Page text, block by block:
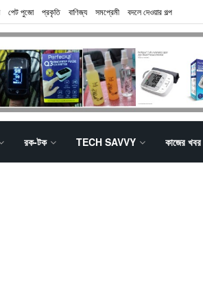
পেট পুজো প্রকৃতি বাণিজ্য সমপ্রেমী বদলে দেওয়ার গল্প
রক-টক TECH SAVVY কাজের খবর